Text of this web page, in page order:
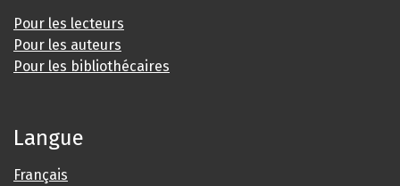
Pour les lecteurs
Pour les auteurs
Pour les bibliothécaires
Langue
Français